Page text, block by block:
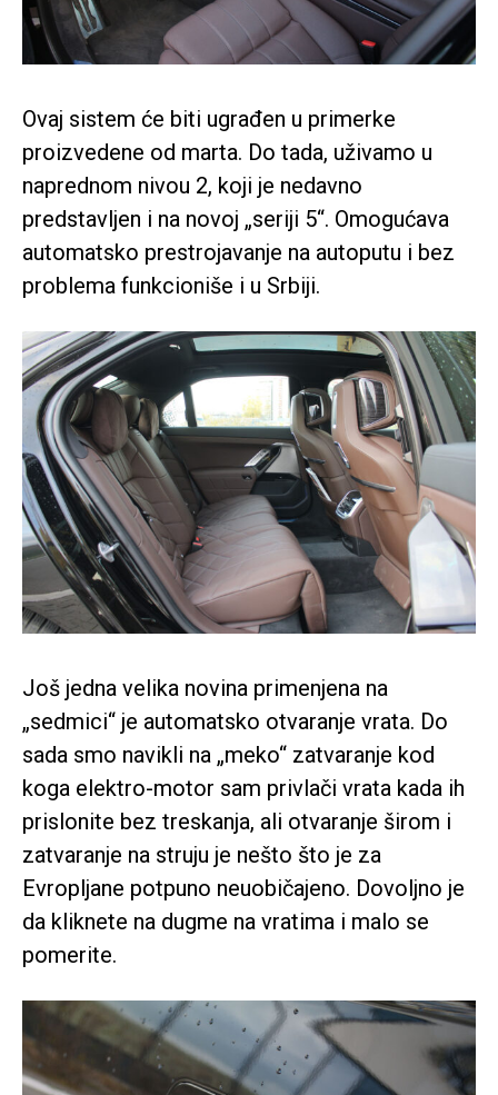
Ovaj sistem će biti ugrađen u primerke
proizvedene od marta. Do tada, uživamo u
naprednom nivou 2, koji je nedavno
predstavljen i na novoj „seriji 5“. Omogućava
automatsko prestrojavanje na autoputu i bez
problema funkcioniše i u Srbiji.
Još jedna velika novina primenjena na
„sedmici“ je automatsko otvaranje vrata. Do
sada smo navikli na „meko“ zatvaranje kod
koga elektro-motor sam privlači vrata kada ih
prislonite bez treskanja, ali otvaranje širom i
zatvaranje na struju je nešto što je za
Evropljane potpuno neuobičajeno. Dovoljno je
da kliknete na dugme na vratima i malo se
pomerite.